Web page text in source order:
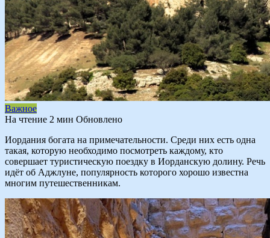
Важное
На чтение 2 мин Обновлено
Иордания богата на примечательности. Среди них есть одна
такая, которую необходимо посмотреть каждому, кто
совершает туристическую поездку в Иорданскую долину. Речь
идёт об Аджлуне, популярность которого хорошо известна
многим путешественникам.